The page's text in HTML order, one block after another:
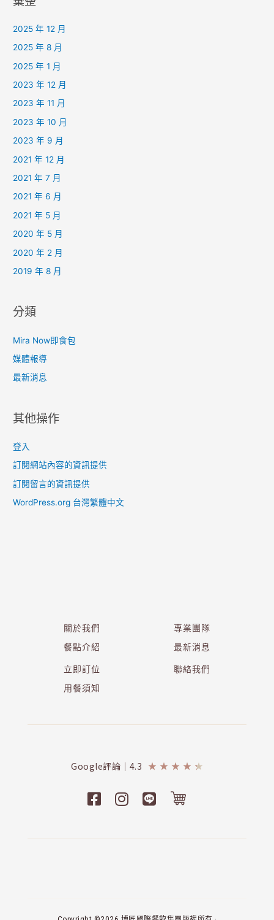
2025 年 12 月
2025 年 8 月
2025 年 1 月
2023 年 12 月
2023 年 11 月
2023 年 10 月
2023 年 9 月
2021 年 12 月
2021 年 7 月
2021 年 6 月
2021 年 5 月
2020 年 5 月
2020 年 2 月
2019 年 8 月
分類
Mira Now即食包
媒體報導
最新消息
其他操作
登入
訂閱網站內容的資訊提供
訂閱留言的資訊提供
WordPress.org 台灣繁體中文
關於我們
餐點介紹
專業團隊
最新消息
立即訂位
用餐須知
聯絡我們
Google評論｜4.3 ★ ★ ★ ★ ★